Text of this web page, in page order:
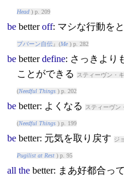
Head) p. 209
be better off: マシな行動を
プバーン自伝』(Me) p. 282
be better define: さっきより
ことができる
スティーヴン・
(Needful Things) p. 202
be better: よくなる スティーヴン
(Needful Things) p. 199
be better: 元気を取り戻す ジ
Pugilist at Rest) p. 95
all the better: まあ好都合っ